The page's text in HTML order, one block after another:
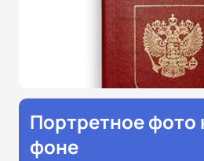
Портретное фото
фоне